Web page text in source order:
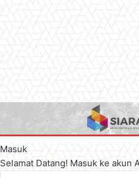
Masuk
Selamat Datang! Masuk ke akun